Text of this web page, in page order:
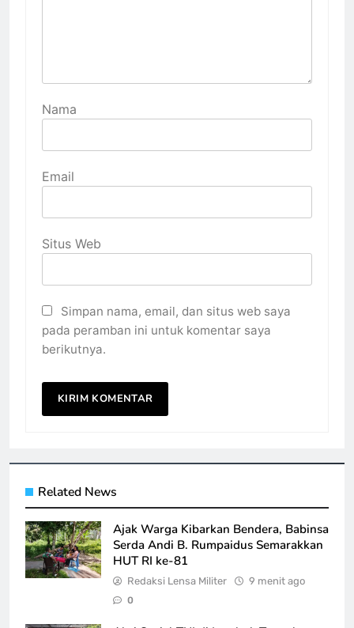
Nama
Email
Situs Web
Simpan nama, email, dan situs web saya
pada peramban ini untuk komentar saya
berikutnya.
Related News
Ajak Warga Kibarkan Bendera, Babinsa
Serda Andi B. Rumpaidus Semarakkan
HUT RI ke-81
Redaksi Lensa Militer 9 menit ago
0